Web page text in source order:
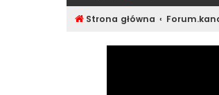
Strona główna